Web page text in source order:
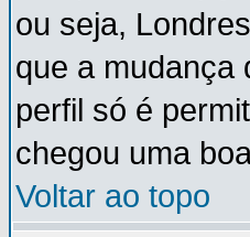
ou seja,
que a mudança
perfil só é
chegou uma
Voltar ao topo